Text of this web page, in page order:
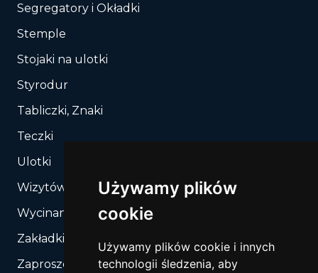
Używamy plików
cookie
Używamy plików cookie i innych
technologii śledzenia, aby
Segregatory i Okładki
Stemple
Stojaki na ulotki
Styrodur
Tabliczki, Znaki
Teczki
Ulotki
Wizytówki
Wycinanie, Sztancowanie wg Twojego rozkroju
Zakładki do książek
Zaproszenia